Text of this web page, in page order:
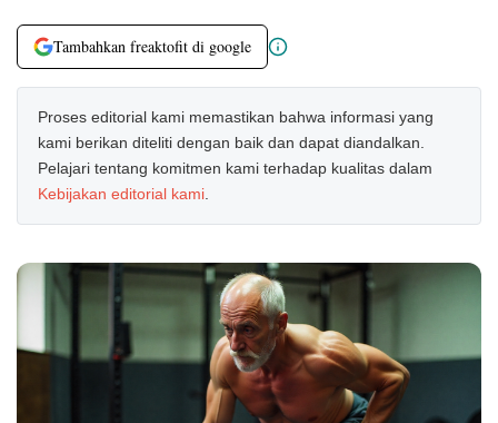
Tambahkan freaktofit di google
Proses editorial kami memastikan bahwa informasi yang
kami berikan diteliti dengan baik dan dapat diandalkan.
Pelajari tentang komitmen kami terhadap kualitas dalam
Kebijakan editorial kami